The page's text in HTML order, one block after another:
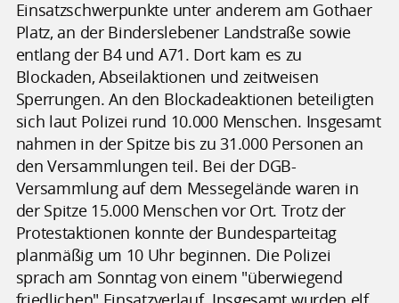
Einsatzschwerpunkte unter anderem am Gothaer
Platz, an der Binderslebener Landstraße sowie
entlang der B4 und A71. Dort kam es zu
Blockaden, Abseilaktionen und zeitweisen
Sperrungen. An den Blockadeaktionen beteiligten
sich laut Polizei rund 10.000 Menschen. Insgesamt
nahmen in der Spitze bis zu 31.000 Personen an
den Versammlungen teil. Bei der DGB-
Versammlung auf dem Messegelände waren in
der Spitze 15.000 Menschen vor Ort. Trotz der
Protestaktionen konnte der Bundesparteitag
planmäßig um 10 Uhr beginnen. Die Polizei
sprach am Sonntag von einem "überwiegend